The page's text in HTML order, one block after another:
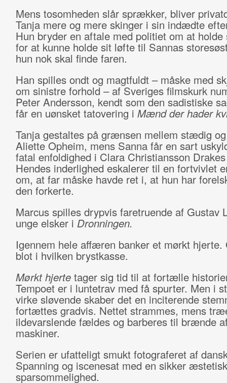
Mens tosomheden slår sprækker, bliver
Tanja mere og mere skinger i sin indædte
Hun bryder en aftale med politiet om at
for at kunne holde sit løfte til Sannas
hun nok skal finde faren.
Han spilles ondt og magtfuldt – måske med
om sinistre forhold – af Sveriges filmskurk
Peter Andersson, kendt som den sadistiske
får en uønsket tatovering i Mænd der hader
Tanja gestaltes på grænsen mellem stædig
Aliette Opheim, mens Sanna får en sart
fatal enfoldighed i Clara Christiansson
Hendes inderlighed eskalerer til en fortvivlet
om, at far måske havde ret i, at hun har
den forkerte.
Marcus spilles drypvis faretruende af Gustav
unge elsker i Dronningen.
Igennem hele affæren banker et mørkt hjerte.
blot i hvilken brystkasse.
Mørkt hjertetager sig tid til at fortælle
Tempoet er i luntetrav med få spurter. Men i
virke sløvende skaber det en inciterende
fortættes gradvis. Nettet strammes, mens
ildevarslende fældes og barberes til brænde
maskiner.
Serien er ufatteligt smukt fotograferet af
Spanning og iscenesat med en sikker æstetisk
sparsommelighed.